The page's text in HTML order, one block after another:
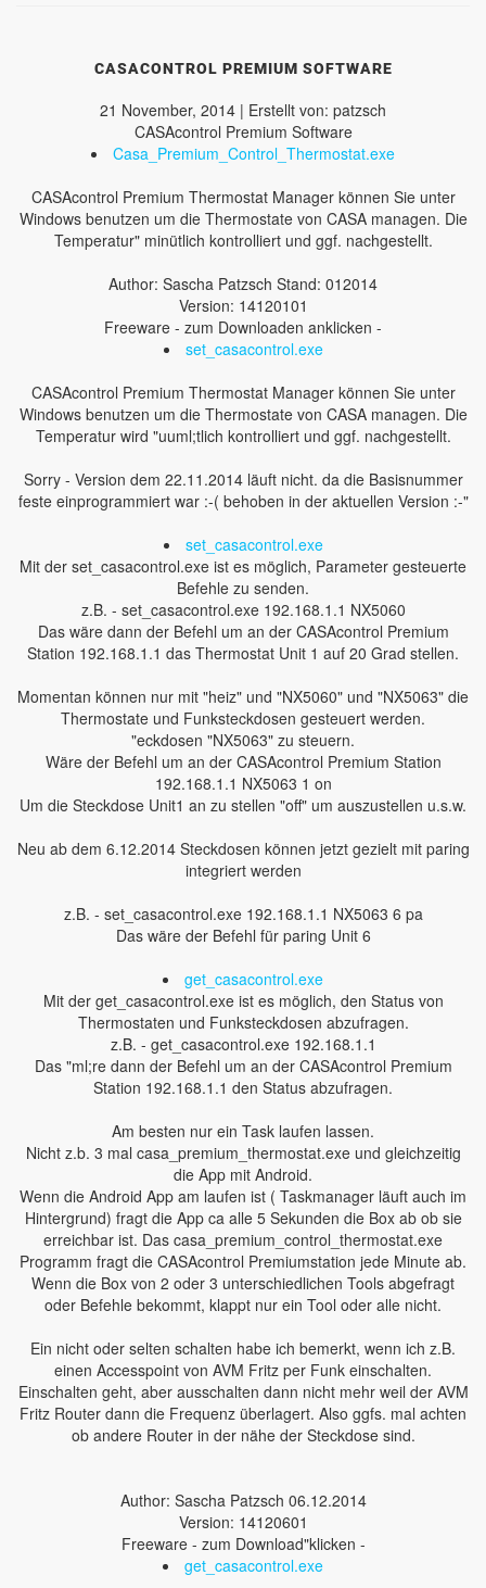
CASACONTROL PREMIUM SOFTWARE
21 November, 2014 | Erstellt von: patzsch
CASAcontrol Premium Software
Casa_Premium_Control_Thermostat.exe
CASAcontrol Premium Thermostat Manager können Sie unter
Windows benutzen um die Thermostate von CASA managen. Die
Temperatur" minütlich kontrolliert und ggf. nachgestellt.
Author: Sascha Patzsch Stand: 012014
Version: 14120101
Freeware - zum Downloaden anklicken -
set_casacontrol.exe
CASAcontrol Premium Thermostat Manager können Sie unter
Windows benutzen um die Thermostate von CASA managen. Die
Temperatur wird "uuml;tlich kontrolliert und ggf. nachgestellt.
Sorry - Version dem 22.11.2014 läuft nicht. da die Basisnummer
feste einprogrammiert war :-( behoben in der aktuellen Version :-"
set_casacontrol.exe
Mit der set_casacontrol.exe ist es möglich, Parameter gesteuerte
Befehle zu senden.
z.B. - set_casacontrol.exe 192.168.1.1 NX5060
Das wäre dann der Befehl um an der CASAcontrol Premium
Station 192.168.1.1 das Thermostat Unit 1 auf 20 Grad stellen.
Momentan können nur mit "heiz" und "NX5060" und "NX5063" die
Thermostate und Funksteckdosen gesteuert werden.
"eckdosen "NX5063" zu steuern.
Wäre der Befehl um an der CASAcontrol Premium Station
192.168.1.1 NX5063 1 on
Um die Steckdose Unit1 an zu stellen "off" um auszustellen u.s.w.
Neu ab dem 6.12.2014 Steckdosen können jetzt gezielt mit paring
integriert werden
z.B. - set_casacontrol.exe 192.168.1.1 NX5063 6 pa
Das wäre der Befehl für paring Unit 6
get_casacontrol.exe
Mit der get_casacontrol.exe ist es möglich, den Status von
Thermostaten und Funksteckdosen abzufragen.
z.B. - get_casacontrol.exe 192.168.1.1
Das "ml;re dann der Befehl um an der CASAcontrol Premium
Station 192.168.1.1 den Status abzufragen.
Am besten nur ein Task laufen lassen.
Nicht z.b. 3 mal casa_premium_thermostat.exe und gleichzeitig
die App mit Android.
Wenn die Android App am laufen ist ( Taskmanager läuft auch im
Hintergrund) fragt die App ca alle 5 Sekunden die Box ab ob sie
erreichbar ist. Das casa_premium_control_thermostat.exe
Programm fragt die CASAcontrol Premiumstation jede Minute ab.
Wenn die Box von 2 oder 3 unterschiedlichen Tools abgefragt
oder Befehle bekommt, klappt nur ein Tool oder alle nicht.
Ein nicht oder selten schalten habe ich bemerkt, wenn ich z.B.
einen Accesspoint von AVM Fritz per Funk einschalten.
Einschalten geht, aber ausschalten dann nicht mehr weil der AVM
Fritz Router dann die Frequenz überlagert. Also ggfs. mal achten
ob andere Router in der nähe der Steckdose sind.
Author: Sascha Patzsch 06.12.2014
Version: 14120601
Freeware - zum Download"klicken -
get_casacontrol.exe